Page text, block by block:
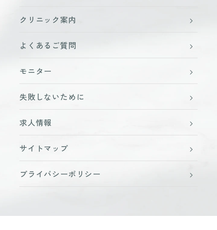
クリニック案内
よくあるご質問
モニター
失敗しないために
求人情報
サイトマップ
プライバシーポリシー